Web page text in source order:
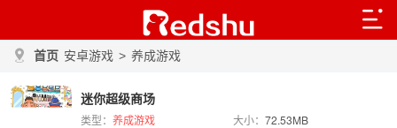
首页 安卓游戏 > 养成游戏
迷你超级商场
类型： 养成游戏 大小：72.53MB